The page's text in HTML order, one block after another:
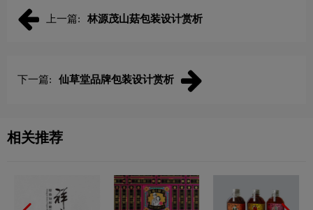
上一篇: 林源茂山菇包装设计赏析
下一篇: 仙草堂品牌包装设计赏析
相关推荐